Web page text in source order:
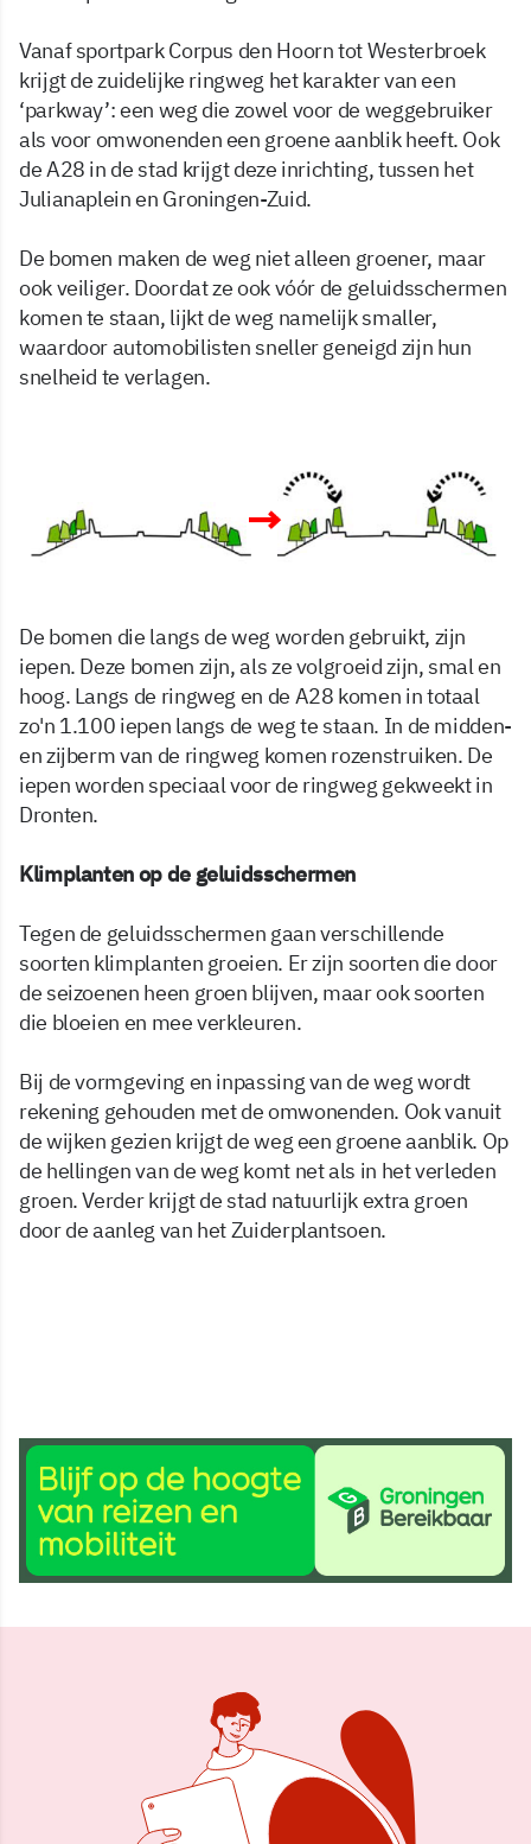
Vanaf sportpark Corpus den Hoorn tot Westerbroek
krijgt de zuidelijke ringweg het karakter van een
‘parkway’: een weg die zowel voor de weggebruiker
als voor omwonenden een groene aanblik heeft. Ook
de A28 in de stad krijgt deze inrichting, tussen het
Julianaplein en Groningen-Zuid.
De bomen maken de weg niet alleen groener, maar
ook veiliger. Doordat ze ook vóór de geluidsschermen
komen te staan, lijkt de weg namelijk smaller,
waardoor automobilisten sneller geneigd zijn hun
snelheid te verlagen.
De bomen die langs de weg worden gebruikt, zijn
iepen. Deze bomen zijn, als ze volgroeid zijn, smal en
hoog. Langs de ringweg en de A28 komen in totaal
zo'n 1.100 iepen langs de weg te staan. In de midden-
en zijberm van de ringweg komen rozenstruiken. De
iepen worden speciaal voor de ringweg gekweekt in
Dronten.
Klimplanten op de geluidsschermen
Tegen de geluidsschermen gaan verschillende
soorten klimplanten groeien. Er zijn soorten die door
de seizoenen heen groen blijven, maar ook soorten
die bloeien en mee verkleuren.
Bij de vormgeving en inpassing van de weg wordt
rekening gehouden met de omwonenden. Ook vanuit
de wijken gezien krijgt de weg een groene aanblik. Op
de hellingen van de weg komt net als in het verleden
groen. Verder krijgt de stad natuurlijk extra groen
door de aanleg van het Zuiderplantsoen.
22 mrt 2023, 09:14
Delen